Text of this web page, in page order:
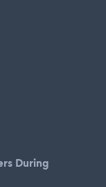
During